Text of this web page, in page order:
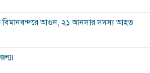
বিমানবন্দরে আগুন, ২১ আনসার সদস্য আহত